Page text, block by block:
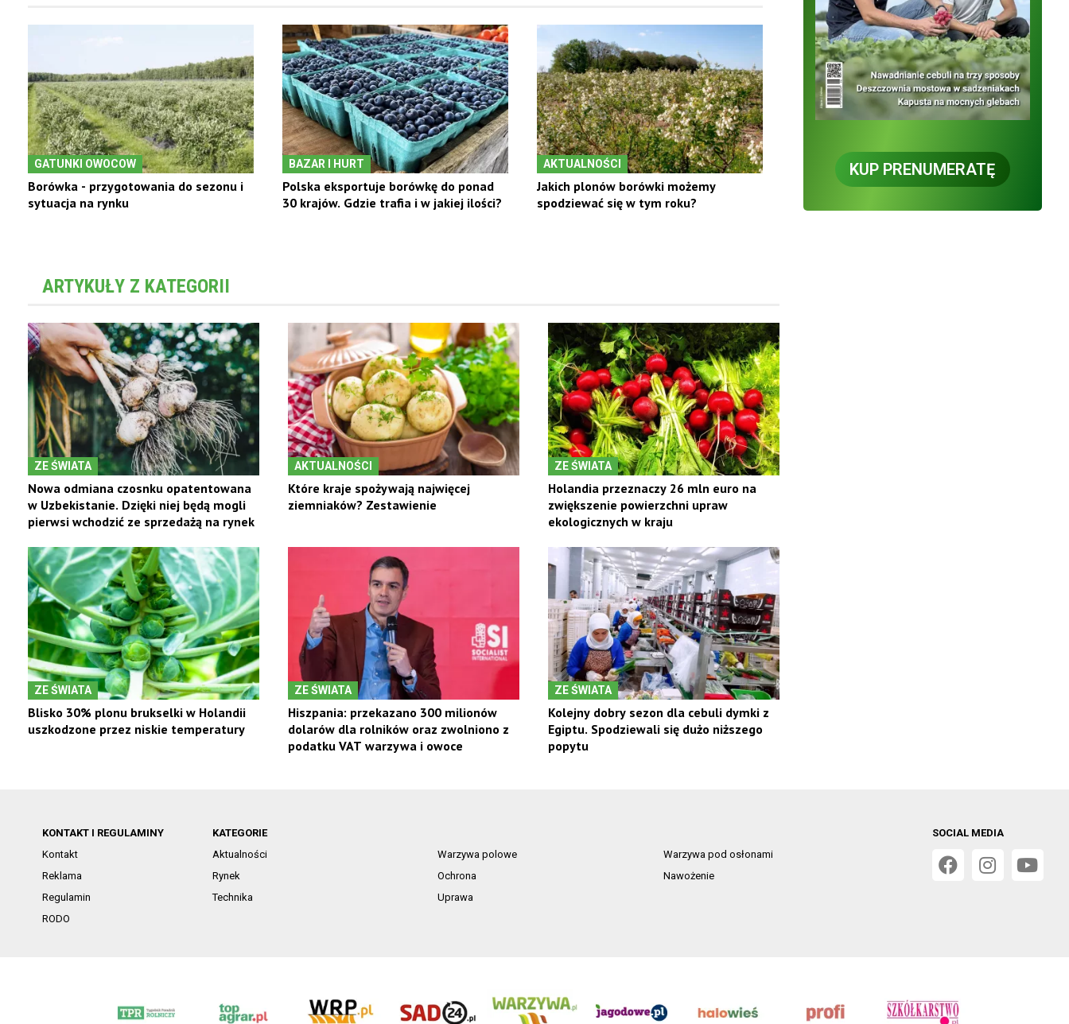
GATUNKI OWOCOW
Borówka - przygotowania do sezonu i
sytuacja na rynku
BAZAR I HURT
Polska eksportuje borówkę do ponad
30 krajów. Gdzie trafia i w jakiej ilości?
AKTUALNOŚCI
Jakich plonów borówki możemy
spodziewać się w tym roku?
ARTYKUŁY Z KATEGORII
ZE ŚWIATA
Nowa odmiana czosnku opatentowana
w Uzbekistanie. Dzięki niej będą mogli
pierwsi wchodzić ze sprzedażą na rynek
AKTUALNOŚCI
Które kraje spożywają najwięcej
ziemniaków? Zestawienie
ZE ŚWIATA
Holandia przeznaczy 26 mln euro na
zwiększenie powierzchni upraw
ekologicznych w kraju
ZE ŚWIATA
Blisko 30% plonu brukselki w Holandii
uszkodzone przez niskie temperatury
ZE ŚWIATA
Hiszpania: przekazano 300 milionów
dolarów dla rolników oraz zwolniono z
podatku VAT warzywa i owoce
ZE ŚWIATA
Kolejny dobry sezon dla cebuli dymki z
Egiptu. Spodziewali się dużo niższego
popytu
KUP PRENUMERATĘ
KONTAKT I REGULAMINY
Kontakt
Reklama
Regulamin
RODO
KATEGORIE
Aktualności
Warzywa polowe
Warzywa pod osłonami
Rynek
Ochrona
Nawożenie
Technika
Uprawa
SOCIAL MEDIA